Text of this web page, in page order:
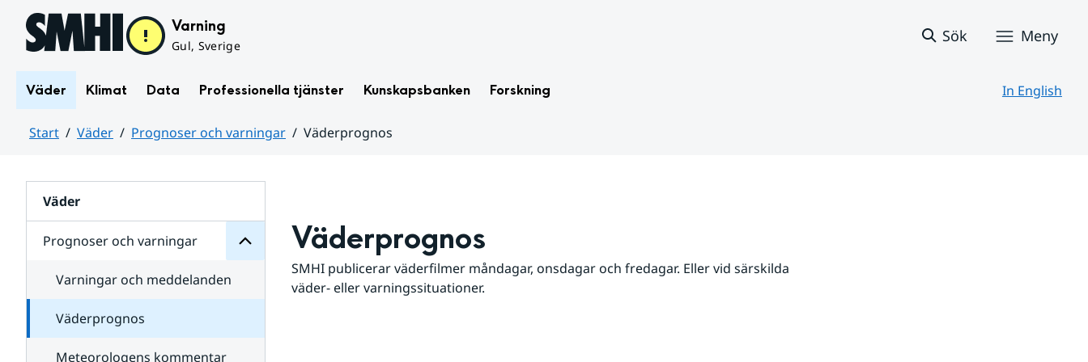
Hoppa till sidans innehåll Varning
Gul, Sverige
Sök Meny
Väder Klimat Data Professionella tjänster Kunskapsbanken Forskning In English
Start Väder Prognoser och varningar
Väderprognos
Väder
Prognoser och varningar
för
varningar
Varningar och meddelanden
Väderprognos
Meteorologens kommentar
Väderprognos
SMHI publicerar väderfilmer måndagar, onsdagar och fredagar. Eller vid särskilda
väder- eller varningssituationer.